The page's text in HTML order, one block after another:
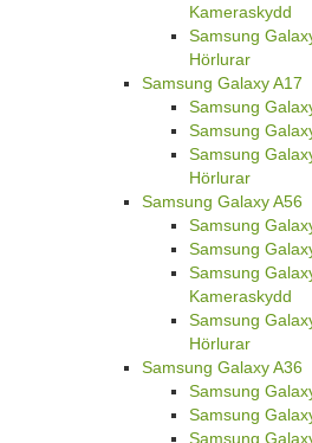
Kameraskydd
Samsung
Hörlurar
Samsung Galaxy A17
Samsung
Samsung
Samsung
Hörlurar
Samsung Galaxy A56
Samsung
Samsung
Samsung
Kameraskydd
Samsung
Hörlurar
Samsung Galaxy A36
Samsung
Samsung
Samsung